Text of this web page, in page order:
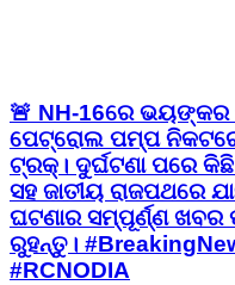
🚨 NH-16ରେ ଭୟଙ୍କର
ପେଟ୍ରୋଲ ପମ୍ପ
ଟ୍ରକ୍। ଦୁର୍ଘଟଣା ପରେ
ସହ ଜାତୀୟ ରାଜପଥରେ
ଘଟଣାର ସମ୍ପୂର୍ଣ୍ଣ ଖବର
ରୁହନ୍ତୁ।
#RCNODIA